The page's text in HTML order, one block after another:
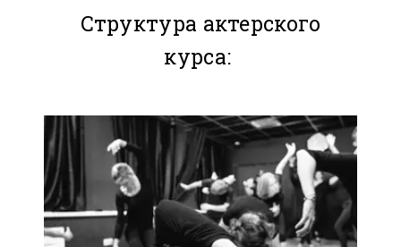
Структура актерского
курса: